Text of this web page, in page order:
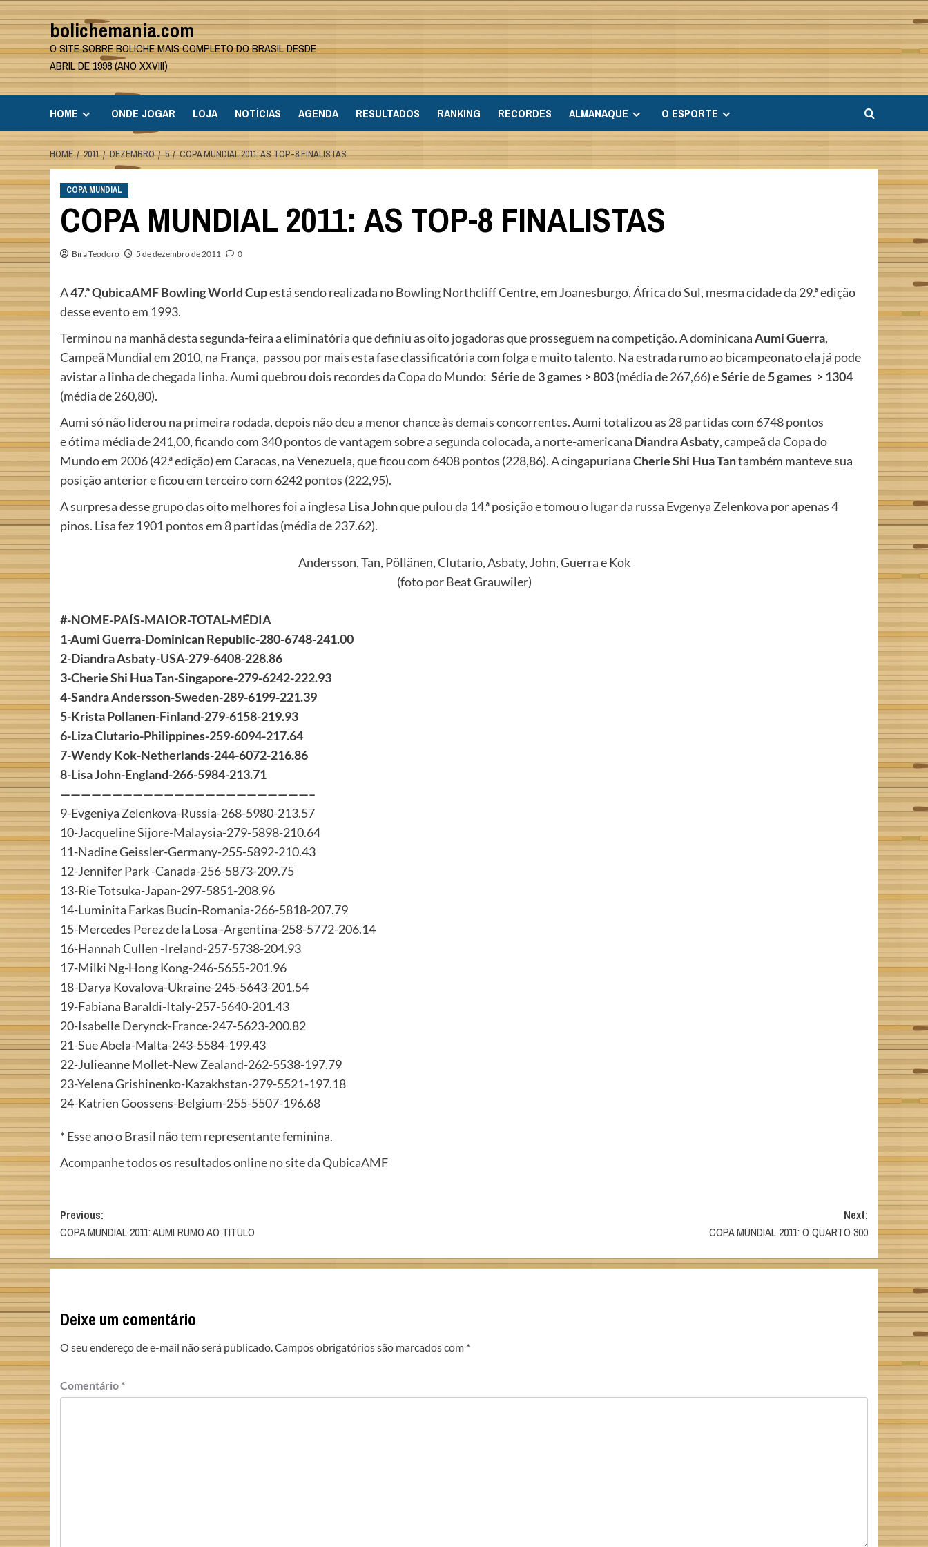
Skip
to
content
bolichemania.com
O SITE SOBRE BOLICHE MAIS COMPLETO DO BRASIL DESDE
ABRIL DE 1998 (ANO XXVIII)
HOME ONDE JOGAR LOJA NOTÍCIAS AGENDA RESULTADOS RANKING RECORDES ALMANAQUE O ESPORTE
HOME 2011 DEZEMBRO 5 COPA MUNDIAL 2011: AS TOP-8 FINALISTAS
COPA MUNDIAL
COPA MUNDIAL 2011: AS TOP-8 FINALISTAS
Bira Teodoro 5 de dezembro de 2011 0
A47.ª QubicaAMF Bowling World Cupestá sendo realizada no Bowling Northcliff Centre, em Joanesburgo, África do Sul, mesma cidade da 29.ª edição
desse evento em 1993.
Terminou na manhã desta segunda-feira a eliminatória que definiu as oito jogadoras que prosseguem na competição. A dominicanaAumi Guerra,
Campeã Mundial em 2010, na França, passou por mais esta fase classificatória com folga e muito talento. Na estrada rumo ao bicampeonato ela já pode
avistar a linha de chegada linha. Aumi quebrou dois recordes da Copa do Mundo: Série de 3 games > 803(média de 267,66) eSérie de 5 games > 1304
(média de 260,80).
Aumi só não liderou na primeira rodada, depois não deu a menor chance às demais concorrentes. Aumi totalizou as 28 partidas com 6748 pontos
e ótima média de 241,00, ficando com 340 pontos de vantagem sobre a segunda colocada, a norte-americana Diandra Asbaty, campeã da Copa do
Mundo em 2006 (42.ª edição) em Caracas, na Venezuela, que ficou com 6408 pontos (228,86). A cingapurianaCherie Shi Hua Tantambém manteve sua
posição anterior e ficou em terceiro com 6242 pontos (222,95).
A surpresa desse grupo das oito melhores foi a inglesa Lisa Johnque pulou da 14.ª posição e tomou o lugar da russa Evgenya Zelenkova por apenas 4
pinos. Lisa fez 1901 pontos em 8 partidas (média de 237.62).
Andersson, Tan, Pöllänen, Clutario, Asbaty, John, Guerra e Kok
(foto por Beat Grauwiler)
#-NOME-PAÍS-MAIOR-TOTAL-MÉDIA
1-Aumi Guerra-Dominican Republic-280-6748-241.00
2-Diandra Asbaty-USA-279-6408-228.86
3-Cherie Shi Hua Tan-Singapore-279-6242-222.93
4-Sandra Andersson-Sweden-289-6199-221.39
5-Krista Pollanen-Finland-279-6158-219.93
6-Liza Clutario-Philippines-259-6094-217.64
7-Wendy Kok-Netherlands-244-6072-216.86
8-Lisa John-England-266-5984-213.71
————————————————————————–
9-Evgeniya Zelenkova-Russia-268-5980-213.57
10-Jacqueline Sijore-Malaysia-279-5898-210.64
11-Nadine Geissler-Germany-255-5892-210.43
12-Jennifer Park -Canada-256-5873-209.75
13-Rie Totsuka-Japan-297-5851-208.96
14-Luminita Farkas Bucin-Romania-266-5818-207.79
15-Mercedes Perez de la Losa -Argentina-258-5772-206.14
16-Hannah Cullen -Ireland-257-5738-204.93
17-Milki Ng-Hong Kong-246-5655-201.96
18-Darya Kovalova-Ukraine-245-5643-201.54
19-Fabiana Baraldi-Italy-257-5640-201.43
20-Isabelle Derynck-France-247-5623-200.82
21-Sue Abela-Malta-243-5584-199.43
22-Julieanne Mollet-New Zealand-262-5538-197.79
23-Yelena Grishinenko-Kazakhstan-279-5521-197.18
24-Katrien Goossens-Belgium-255-5507-196.68
* Esse ano o Brasil não tem representante feminina.
Acompanhe todos os resultados online no site daQubicaAMF
Post
navigation
Previous:
COPA MUNDIAL 2011: AUMI RUMO AO TÍTULO
Next:
COPA MUNDIAL 2011: O QUARTO 300
Deixe um comentário
O seu endereço de e-mail não será publicado. Campos obrigatórios são marcados com *
Comentário *